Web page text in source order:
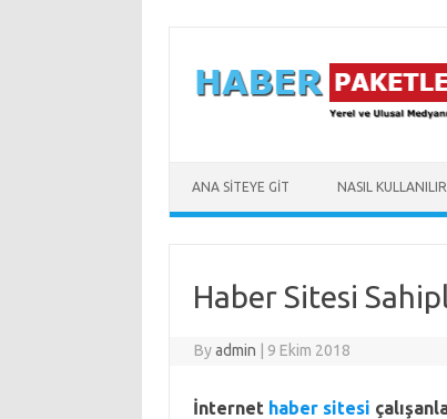
ANA SİTEYE GİT NASIL KULLANILIR
Haber Sitesi
Byadmin 9 Ekim 2018
İnternet haber sitesi